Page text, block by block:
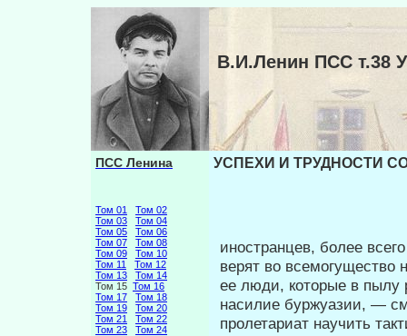
В.И.Ленин ПСС
ПСС Ленина
Том 01
Том 02
Том 03
Том 04
Том 05
Том 06
Том 07
Том 08
Том 09
Том 10
Том 11
Том 12
Том 13
Том 14
Том 15 Том 16
Том 17
Том 18
Том 19
Том 20
Том 21
Том 22
Том 23
Том 24
УСПЕХИ И ТРУДНОСТИ
иностранцев, более
верят во все­могущество
ее люди, которые в пылу
насилие буржуазии, —
пролетариат научить